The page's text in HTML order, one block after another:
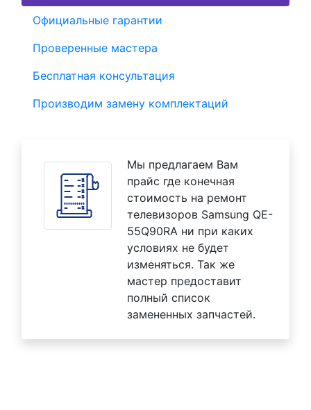
Официальные гарантии
Проверенные мастера
Бесплатная консультация
Производим замену комплектаций
Мы предлагаем Вам
прайс где конечная
стоимость на ремонт
телевизоров Samsung QE-
55Q90RA ни при каких
условиях не будет
изменяться. Так же
мастер предоставит
полный список
замененных запчастей.